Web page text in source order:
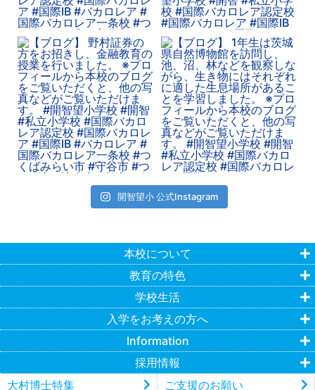
開智望小 公式Instagram
本校について
教育の特色
学校生活
入学をお考えの方へ
Information
採用情報
大村博士特集
ご支援のお願い